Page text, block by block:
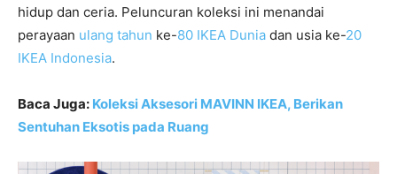
hidup dan ceria. Peluncuran koleksi ini menandai
perayaan ulang tahun ke-80 IKEA Dunia dan usia ke-20
IKEA Indonesia.
Baca Juga: Koleksi Aksesori MAVINN IKEA, Berikan
Sentuhan Eksotis pada Ruang